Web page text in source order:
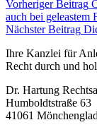
Vorheriger Beitrag
auch bei geleastem
Nächster Beitrag
Ihre Kanzlei für
Recht durch und
Dr. Hartung
Humboldtstraße 63
41061